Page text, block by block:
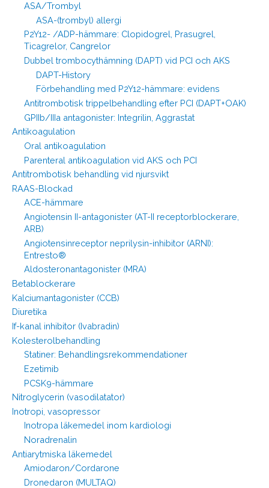
ASA/Trombyl
ASA-(trombyl) allergi
P2Y12- /ADP-hämmare: Clopidogrel, Prasugrel,
Ticagrelor, Cangrelor
Dubbel trombocythämning (DAPT) vid PCI och AKS
DAPT-History
Förbehandling med P2Y12-hämmare: evidens
Antitrombotisk trippelbehandling efter PCI (DAPT+OAK)
GPIIb/IIIa antagonister: Integrilin, Aggrastat
Antikoagulation
Oral antikoagulation
Parenteral antikoagulation vid AKS och PCI
Antitrombotisk behandling vid njursvikt
RAAS-Blockad
ACE-hämmare
Angiotensin II-antagonister (AT-II receptorblockerare,
ARB)
Angiotensinreceptor neprilysin-inhibitor (ARNI):
Entresto®
Aldosteronantagonister (MRA)
Betablockerare
Kalciumantagonister (CCB)
Diuretika
If-kanal inhibitor (Ivabradin)
Kolesterolbehandling
Statiner: Behandlingsrekommendationer
Ezetimib
PCSK9-hämmare
Nitroglycerin (vasodilatator)
Inotropi, vasopressor
Inotropa läkemedel inom kardiologi
Noradrenalin
Antiarytmiska läkemedel
Amiodaron/Cordarone
Dronedaron (MULTAQ)